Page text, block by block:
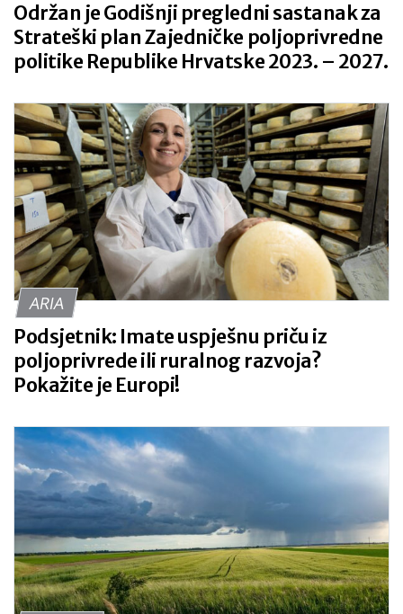
Održan je Godišnji pregledni sastanak za
Strateški plan Zajedničke poljoprivredne
politike Republike Hrvatske 2023. – 2027.
ARIA
Podsjetnik: Imate uspješnu priču iz
poljoprivrede ili ruralnog razvoja?
Pokažite je Europi!